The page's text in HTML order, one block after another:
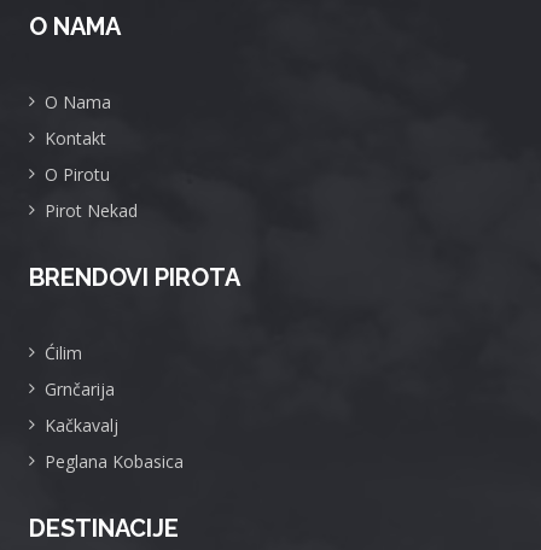
O NAMA
O Nama
Kontakt
O Pirotu
Pirot Nekad
BRENDOVI PIROTA
Ćilim
Grnčarija
Kačkavalj
Peglana Kobasica
DESTINACIJE